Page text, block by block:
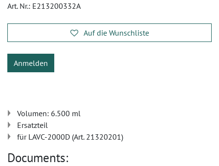
Art. Nr.: E213200332A
Auf die Wunschliste
Anmelden
Volumen: 6.500 ml
Ersatzteil
für LAVC-2000D (Art. 21320201)
Documents: